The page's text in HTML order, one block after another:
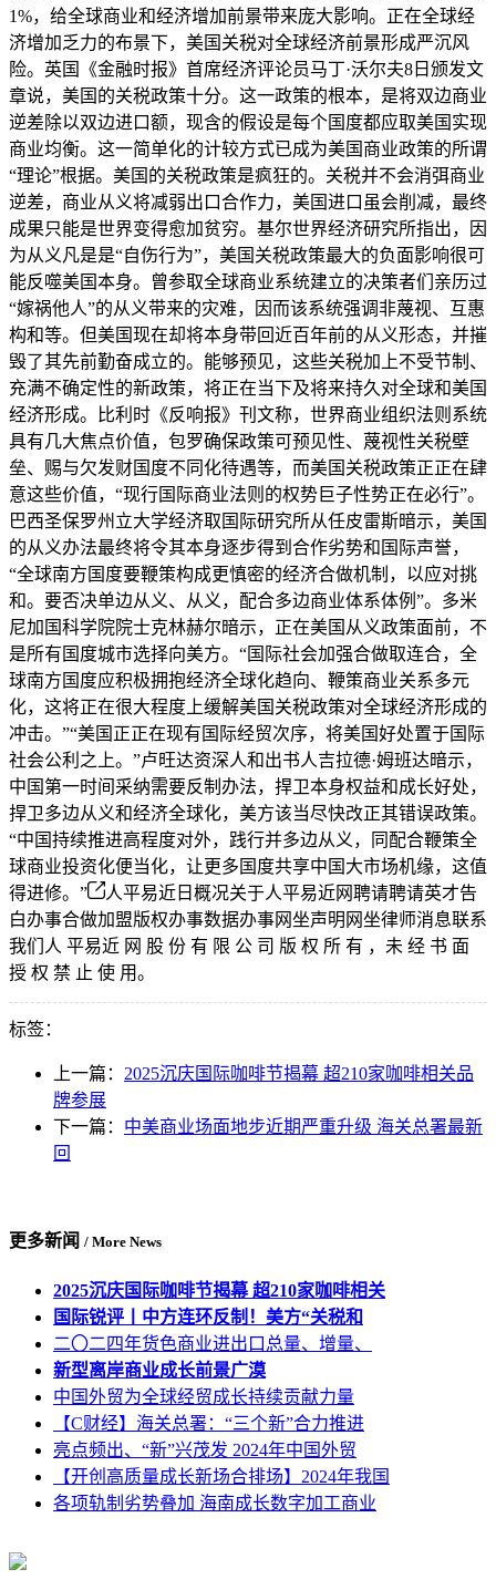
1%，给全球商业和经济增加前景带来庞大影响。正在全球经
济增加乏力的布景下，美国关税对全球经济前景形成严沉风
险。英国《金融时报》首席经济评论员马丁·沃尔夫8日颁发文
章说，美国的关税政策十分。这一政策的根本，是将双边商业
逆差除以双边进口额，现含的假设是每个国度都应取美国实现
商业均衡。这一简单化的计较方式已成为美国商业政策的所谓
“理论”根据。美国的关税政策是疯狂的。关税并不会消弭商业
逆差，商业从义将减弱出口合作力，美国进口虽会削减，最终
成果只能是世界变得愈加贫穷。基尔世界经济研究所指出，因
为从义凡是是“自伤行为”，美国关税政策最大的负面影响很可
能反噬美国本身。曾参取全球商业系统建立的决策者们亲历过
“嫁祸他人”的从义带来的灾难，因而该系统强调非蔑视、互惠
构和等。但美国现在却将本身带回近百年前的从义形态，并摧
毁了其先前勤奋成立的。能够预见，这些关税加上不受节制、
充满不确定性的新政策，将正在当下及将来持久对全球和美国
经济形成。比利时《反响报》刊文称，世界商业组织法则系统
具有几大焦点价值，包罗确保政策可预见性、蔑视性关税壁
垒、赐与欠发财国度不同化待遇等，而美国关税政策正正在肆
意这些价值，“现行国际商业法则的权势巨子性势正在必行”。
巴西圣保罗州立大学经济取国际研究所从任皮雷斯暗示，美国
的从义办法最终将令其本身逐步得到合作劣势和国际声誉，
“全球南方国度要鞭策构成更慎密的经济合做机制，以应对挑
和。要否决单边从义、从义，配合多边商业体系体例”。多米
尼加国科学院院士克林赫尔暗示，正在美国从义政策面前，不
是所有国度城市选择向美方。“国际社会加强合做取连合，全
球南方国度应积极拥抱经济全球化趋向、鞭策商业关系多元
化，这将正在很大程度上缓解美国关税政策对全球经济形成的
冲击。”“美国正正在现有国际经贸次序，将美国好处置于国际
社会公利之上。”卢旺达资深人和出书人吉拉德·姆班达暗示，
中国第一时间采纳需要反制办法，捍卫本身权益和成长好处，
捍卫多边从义和经济全球化，美方该当尽快改正其错误政策。
“中国持续推进高程度对外，践行并多边从义，同配合鞭策全
球商业投资化便当化，让更多国度共享中国大市场机缘，这值
得进修。”
人平易近日概况关于人平易近网聘请聘请英才告
白办事合做加盟版权办事数据办事网坐声明网坐律师消息联系
我们人 平易近 网 股 份 有 限 公 司 版 权 所 有 ，未 经 书 面
授 权 禁 止 使 用。
标签：
上一篇： 2025沉庆国际咖啡节揭幕 超210家咖啡相关品
牌参展
下一篇： 中美商业场面地步近期严重升级 海关总署最新
回
更多新闻 / More News
2025沉庆国际咖啡节揭幕 超210家咖啡相关
国际锐评丨中方连环反制！美方“关税和
二〇二四年货色商业进出口总量、增量、
新型离岸商业成长前景广漠
中国外贸为全球经贸成长持续贡献力量
【C财经】海关总署：“三个新”合力推进
亮点频出、“新”兴茂发 2024年中国外贸
【开创高质量成长新场合排场】2024年我国
各项轨制劣势叠加 海南成长数字加工商业